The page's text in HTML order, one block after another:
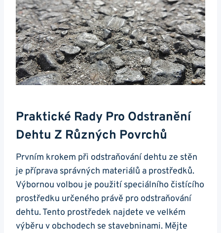
Praktické ⁤rady Pro Odstranění
Dehtu Z Různých Povrchů
Prvním krokem při odstraňování ‍dehtu ze⁤ stěn⁢
je příprava ⁤správných materiálů a prostředků.
Výbornou volbou je použití speciálního čistícího
prostředku určeného právě pro ​odstraňování
dehtu. Tento prostředek najdete ve velkém
výběru v obchodech se ⁤stavebninami. ​Mějte